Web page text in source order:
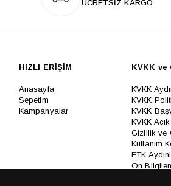
ÜCRETSİZ KARGO
HIZLI ERİŞİM
Anasayfa
Sepetim
Kampanyalar
KVKK ve
KVKK
KVKK
KVKK
KVKK
Gizlilik ve
Kullanım
ETK
Ön